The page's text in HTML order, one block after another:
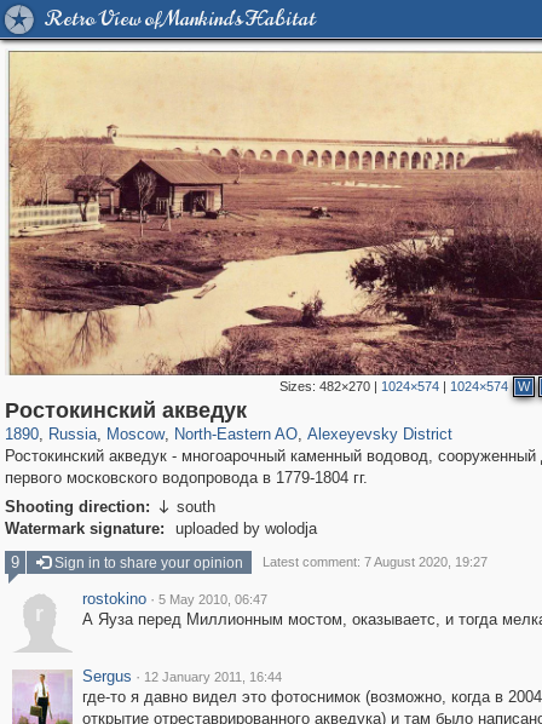
Retro View of Mankind's Habitat
Sizes: 482×270| 1024×574| 1024×574 W
Ростокинский акведук
1890, Russia
1,405,783 29,243
, Moscow
319,716 8,286
, North-Eastern AO
24,485 250
, Alexeyevsky District
Ростокинский акведук - многоарочный каменный водовод, сооруженный
первого московского водопровода в 1779-1804 гг.
Shooting direction:  south
Watermark signature:
uploaded by wolodja
9
Sign in to share your opinion Latest comment: 7 August 2020, 19:27
r
rostokino · 5 May 2010, 06:47
А Яуза перед Миллионным мостом, оказываетс, и тогда
Sergus · 12 January 2011, 16:44
где-то я давно видел это фотоснимок (возможно, когда в
открытие отреставрированного акведука) и там было